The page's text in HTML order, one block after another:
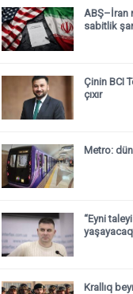
ABŞ–İran
sabitlik
Çinin BCI
çıxır
Metro:
“Eyni
Krallıq